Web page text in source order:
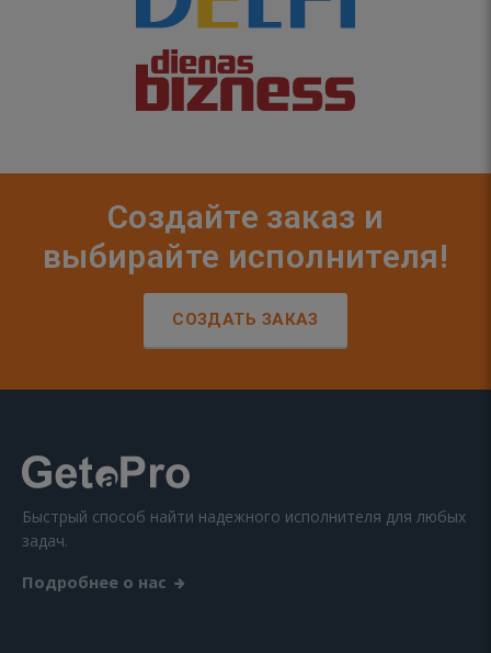
Создайте заказ и
выбирайте исполнителя!
СОЗДАТЬ ЗАКАЗ
Быстрый способ найти надежного исполнителя для любых
задач.
Подробнее о нас